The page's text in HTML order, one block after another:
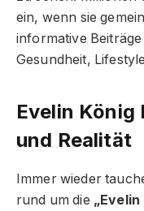
ein, wenn sie
informative
Gesundheit,
Evelin König
und Realität
Immer wieder
rund um die